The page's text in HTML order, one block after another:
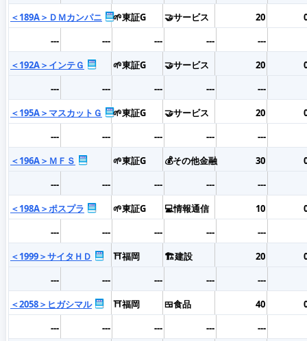
＜189A＞ＤＭカンパニ
🌱東証G 🤝サービス 20
---
--- --- ---
---
＜192A＞インテＧ
🌱東証G 🤝サービス 20
---
--- --- ---
---
＜195A＞マスカットＧ
🌱東証G 🤝サービス 20
---
--- --- ---
---
＜196A＞ＭＦＳ
🌱東証G 💰その他金融 30
---
--- --- ---
---
＜198A＞ポスプラ
🌱東証G 💻情報通信 10
---
--- --- ---
---
＜1999＞サイタＨＤ
⛩️福岡 🏗️建設 20
---
--- --- ---
---
＜2058＞ヒガシマル
⛩️福岡 🍱食品 40
---
--- --- ---
---